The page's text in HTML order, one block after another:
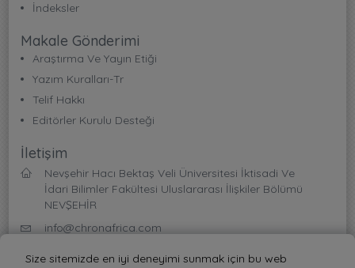
Size sitemizde en iyi deneyimi sunmak için bu web
İndeksler
Makale Gönderimi
Araştırma Ve Yayın Etiği
Yazım Kuralları-Tr
Telif Hakkı
Editörler Kurulu Desteği
İletişim
Nevşehir Hacı Bektaş Veli Üniversitesi İktisadi Ve
İdari Bilimler Fakültesi Uluslararası İlişkiler Bölümü
NEVŞEHİR
info@chronafrica.com